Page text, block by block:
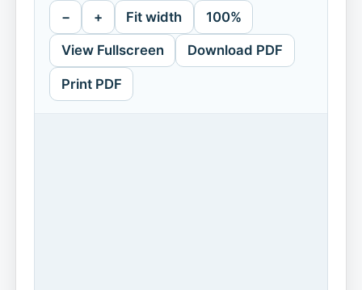
− + Fit width 100%
View Fullscreen Download PDF
Print PDF